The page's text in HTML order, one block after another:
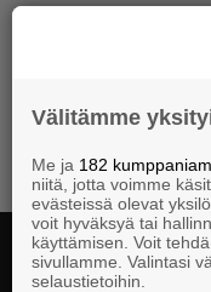
Välitämme
Me ja 182
niitä, jotta voimme
evästeissä olevat
voit hyväksyä tai
käyttämisen. Voit
sivullamme. Valintasi
selaustietoihin.